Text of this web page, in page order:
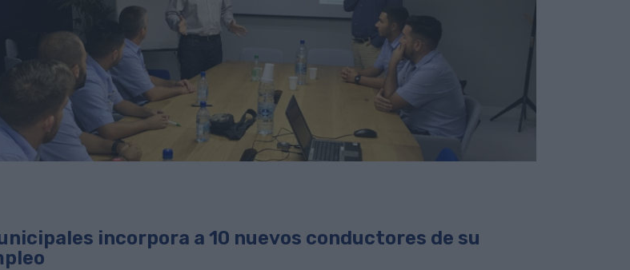
incorpora a 10 nuevos conductores de su